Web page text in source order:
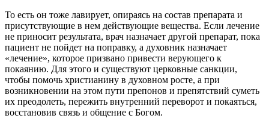
То есть он тоже лавирует, опираясь на состав препарата и
присутствующие в нем действующие вещества. Если лечение
не приносит результата, врач назначает другой препарат, пока
пациент не пойдет на поправку, а духовник назначает
«лечение», которое призвано привести верующего к
покаянию. Для этого и существуют церковные санкции,
чтобы помочь христианину в духовном росте, а при
возникновении на этом пути препонов и препятствий суметь
их преодолеть, пережить внутренний переворот и покаяться,
восстановив связь и общение с Богом.